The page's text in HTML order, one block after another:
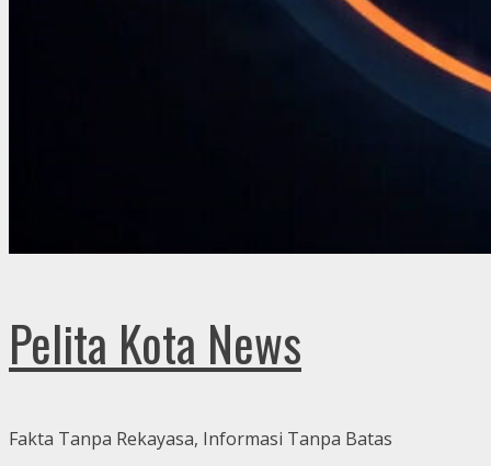
Pelita Kota News
Fakta Tanpa Rekayasa, Informasi Tanpa Batas